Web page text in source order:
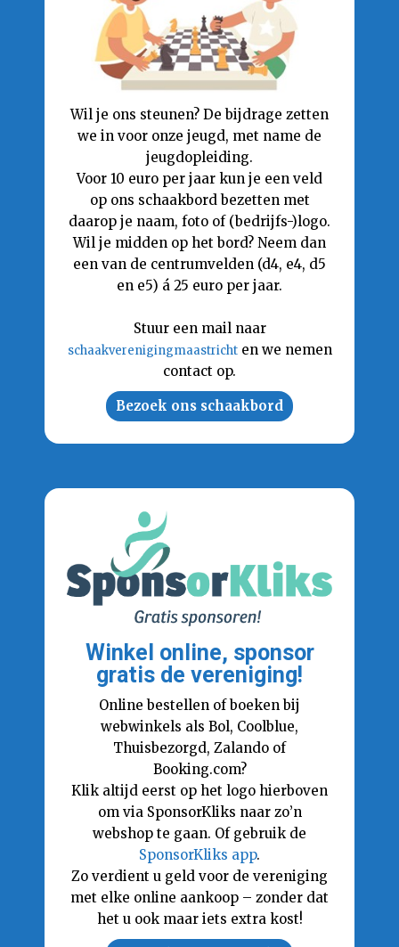
Wil je ons steunen? De bijdrage zetten
we in voor onze jeugd, met name de
jeugdopleiding.
Voor 10 euro per jaar kun je een veld
op ons schaakbord bezetten met
daarop je naam, foto of (bedrijfs-)logo.
Wil je midden op het bord? Neem dan
een van de centrumvelden (d4, e4, d5
en e5) á 25 euro per jaar.
Stuur een mail naar
schaakverenigingmaastrichten we nemen
contact op.
Bezoek ons schaakbord
Winkel online, sponsor
gratis de vereniging!
Online bestellen of boeken bij
webwinkels als Bol, Coolblue,
Thuisbezorgd, Zalando of
Booking.com?
Klik altijd eerst op het logo hierboven
om via SponsorKliks naar zo’n
webshop te gaan. Of gebruik de
SponsorKliks app.
Zo verdient u geld voor de vereniging
met elke online aankoop – zonder dat
het u ook maar iets extra kost!